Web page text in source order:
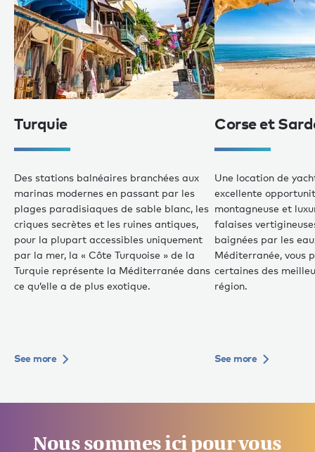
Turquie
Des stations balnéaires branchées aux
marinas modernes en passant par les
plages paradisiaques de sable blanc, les
criques secrètes et les ruines antiques,
pour la plupart accessibles uniquement
par la mer, la « Côte Turquoise » de la
Turquie représente la Méditerranée dans
ce qu’elle a de plus exotique.
See more
Corse et
Une location de
excellente
montagneuse et
falaises
baignées par les
Méditerranée, vous
certaines des
région.
See more
Nous sommes ici pour vous